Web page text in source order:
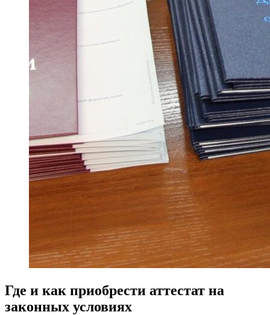
Где и как приобрести аттестат на
законных условиях